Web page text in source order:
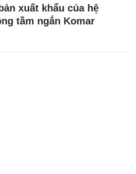
xuất khẩu của hệ
tầm ngắn Komar